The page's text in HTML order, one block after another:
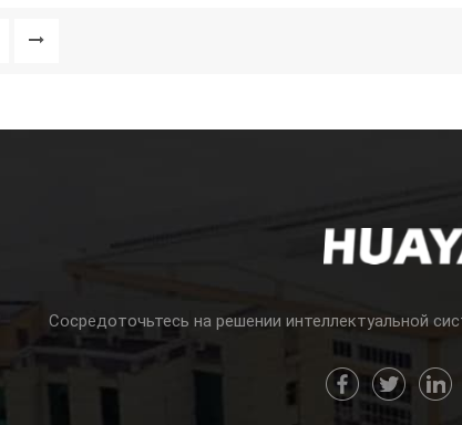
Напитков, А Также Важный Стратегический
Местного Промышленного Развития И
Помощью Инновационных Технологий, Мы Будем
Сосредоточьтесь на решении интеллектуальной